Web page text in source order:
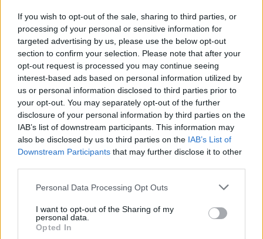
If you wish to opt-out of the sale, sharing to third parties, or
processing of your personal or sensitive information for
targeted advertising by us, please use the below opt-out
section to confirm your selection. Please note that after your
opt-out request is processed you may continue seeing
interest-based ads based on personal information utilized by
us or personal information disclosed to third parties prior to
your opt-out. You may separately opt-out of the further
disclosure of your personal information by third parties on the
IAB’s list of downstream participants. This information may
also be disclosed by us to third parties on the IAB’s List of
Downstream Participants that may further disclose it to other
Please note that this website/app uses one or more Google
not limited to your visit or usage behaviour. You may click to
grant or deny consent to Google and its third-party tags to
use your data for below specified purposes in below Google
Personal Data Processing Opt Outs
I want to opt-out of the Sharing of my
personal data.
Opted In
Sigue leyendo
OTROS ANIMALES